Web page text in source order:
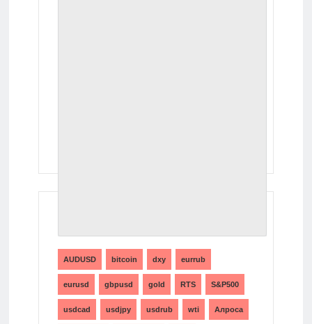
AUDUSD bitcoin dxy eurrub
eurusd gbpusd gold RTS S&P500
usdcad usdjpy usdrub wti Алроса